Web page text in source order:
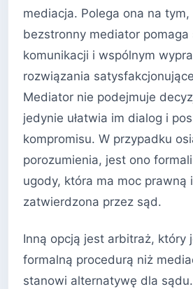
mediacja. Polega ona na
bezstronny mediator pomaga
komunikacji i wspólnym
rozwiązania
Mediator nie podejmuje
jedynie ułatwia im dialog i
kompromisu. W przypadku
porozumienia, jest ono
ugody, która ma moc prawną
zatwierdzona przez sąd.
Inną opcją jest arbitraż, który
formalną procedurą niż
stanowi alternatywę dla